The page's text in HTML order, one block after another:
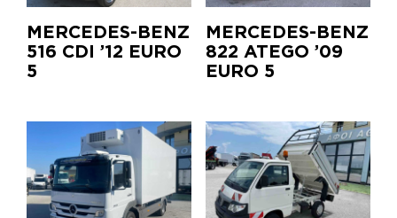
MERCEDES-BENZ
516 CDI ’12 EURO
5
MERCEDES-BENZ
822 ATEGO ’09
EURO 5